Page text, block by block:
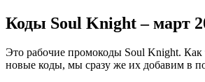
Коды Soul Knight – март
Это рабочие промокоды Soul Knight. Как
новые коды, мы сразу же их добавим в